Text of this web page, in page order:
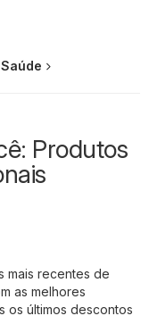
Produtos
mais recentes de
as melhores
os últimos descontos